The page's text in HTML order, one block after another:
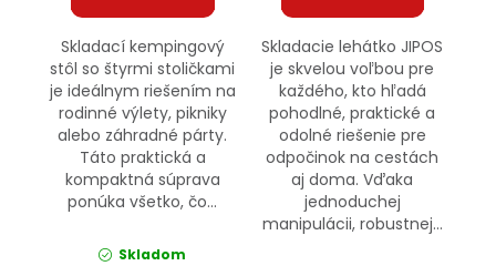
Skladací kempingový
stôl so štyrmi stoličkami
je ideálnym riešením na
rodinné výlety, pikniky
alebo záhradné párty.
Táto praktická a
kompaktná súprava
ponúka všetko, čo...
Skladom
Skladacie lehátko JIPOS
je skvelou voľbou pre
každého, kto hľadá
pohodlné, praktické a
odolné riešenie pre
odpočinok na cestách
aj doma. Vďaka
jednoduchej
manipulácii, robustnej...